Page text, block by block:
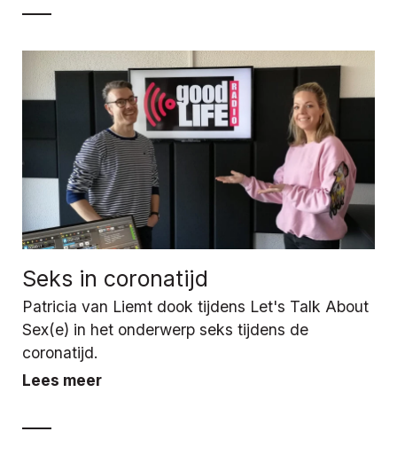
Seks in coronatijd
Patricia van Liemt dook tijdens Let's Talk About
Sex(e) in het onderwerp seks tijdens de
coronatijd.
Lees meer